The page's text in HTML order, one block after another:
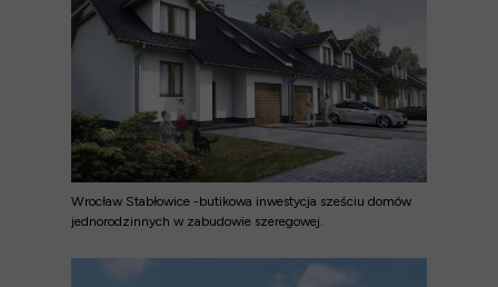
Wrocław Stabłowice -butikowa inwestycja sześciu domów
jednorodzinnych w zabudowie szeregowej.